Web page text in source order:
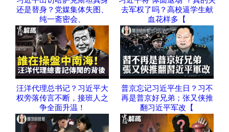
还是替身？党媒集体失图、
纯一斋密会、
去军权了吗？高校逼学生献
血花样多【
汪洋代理总书记？习近平大
权旁落传言不断，接班人之
争全面升温！
普京忘记习近平生日？习不
再是普京好兄弟；张又侠推
翻习近平军改【